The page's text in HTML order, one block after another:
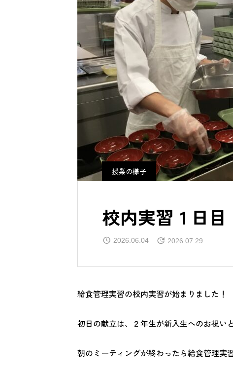
授業の様子
校内実習１日目
2026.06.04 2026.07.29
給食管理実習の校内実習が始まりました！
初日の献立は、２年生が新入生へのお祝い
朝のミーティングが終わったら給食管理実